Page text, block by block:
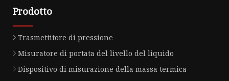
Prodotto
Trasmettitore di pressione
Misuratore di portata del livello del liquido
Dispositivo di misurazione della massa termica